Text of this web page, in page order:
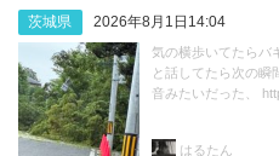
茨城県 2026年8月1日14:04
気の横歩いてたらバ
と話してたら次の瞬
音みたいだった、
はるたん